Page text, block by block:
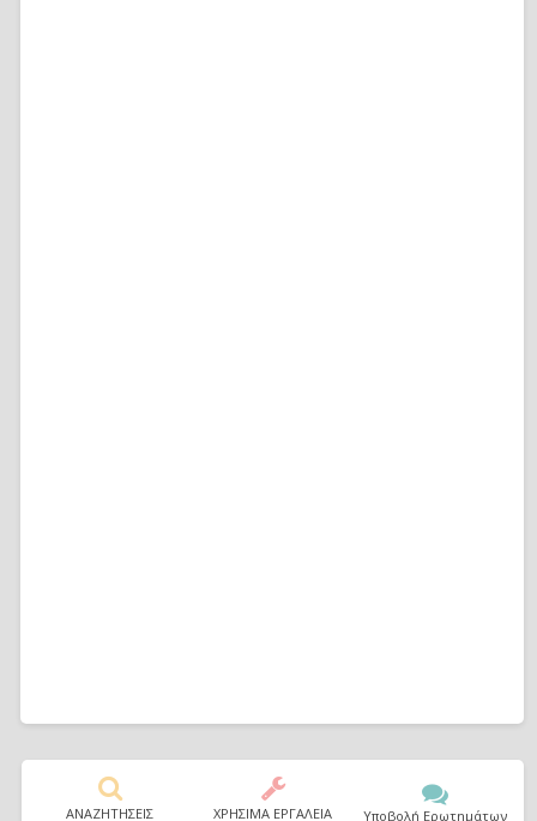
ΑΝΑΖΗΤΗΣΕΙΣ ΧΡΗΣΙΜΑ ΕΡΓΑΛΕΙΑ Υποβολή Ερωτημάτων